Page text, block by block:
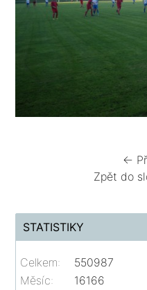
←
Zpět do
STATISTIKY
Celkem:
550987
Měsíc:
16166